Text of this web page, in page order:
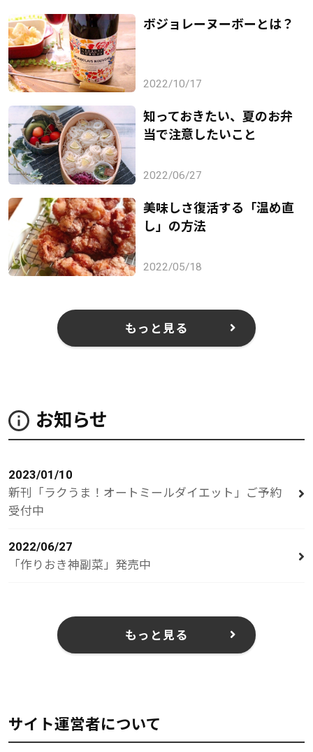
ボジョレーヌーボーとは？
2022/10/17
知っておきたい、夏のお弁
当で注意したいこと
2022/06/27
美味しさ復活する「温め直
し」の方法
2022/05/18
もっと見る
お知らせ
2023/01/10
新刊「ラクうま！オートミールダイエット」ご予約
受付中
2022/06/27
「作りおき神副菜」発売中
もっと見る
サイト運営者について